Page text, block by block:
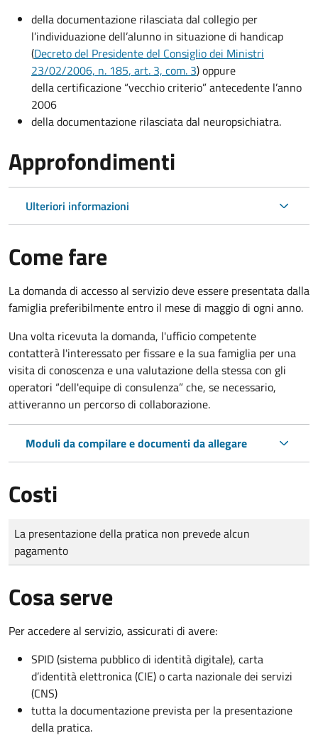
della documentazione rilasciata dal collegio per
l’individuazione dell’alunno in situazione di handicap
(Decreto del Presidente del Consiglio dei Ministri
23/02/2006, n. 185, art. 3, com. 3) oppure
della certificazione “vecchio criterio” antecedente l’anno
2006
della documentazione rilasciata dal neuropsichiatra.
Approfondimenti
Ulteriori informazioni
Come fare
La domanda di accesso al servizio deve essere presentata dalla
famiglia preferibilmente entro il mese di maggio di ogni anno.
Una volta ricevuta la domanda, l'ufficio competente
contatterà l'interessato per fissare e la sua famiglia per una
visita di conoscenza e una valutazione della stessacon gli
operatori “dell'equipe di consulenza” che, se necessario,
attiveranno un percorso di collaborazione.
Moduli da compilare e documenti da allegare
Costi
Tipo di pagamento
Importo
La presentazione della pratica non prevede alcun
pagamento
Cosa serve
Per accedere al servizio, assicurati di avere:
SPID (sistema pubblico di identità digitale), carta
d’identità elettronica (CIE) o carta nazionale dei servizi
(CNS)
tutta la documentazione prevista per la presentazione
della pratica.